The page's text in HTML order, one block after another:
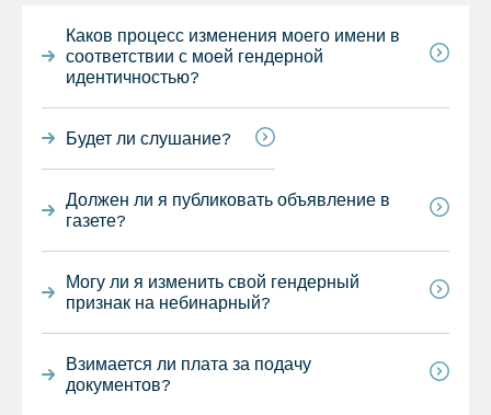
Каков процесс изменения моего имени в
соответствии с моей гендерной
идентичностью?
Будет ли слушание?
Должен ли я публиковать объявление в
газете?
Могу ли я изменить свой гендерный
признак на небинарный?
Взимается ли плата за подачу
документов?